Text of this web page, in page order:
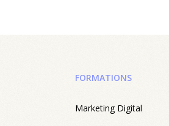
FORMATIONS
Marketing Digital